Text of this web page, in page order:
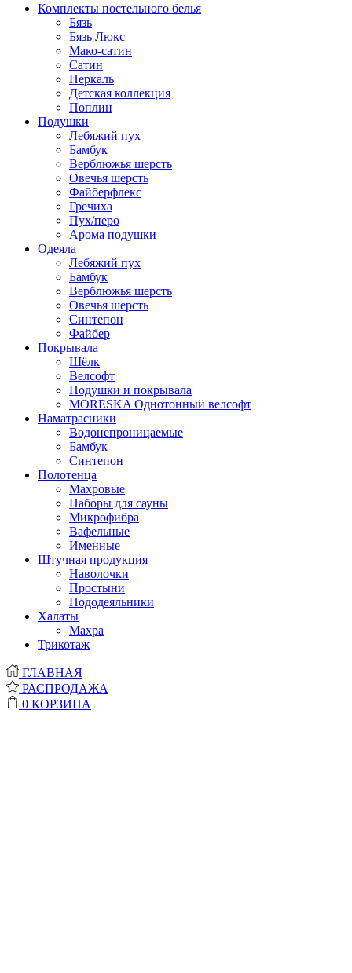
Комплекты постельного белья
Бязь
Бязь Люкс
Мако-сатин
Сатин
Перкаль
Детская коллекция
Поплин
Подушки
Лебяжий пух
Бамбук
Верблюжья шерсть
Овечья шерсть
Файберфлекс
Гречиха
Пух/перо
Арома подушки
Одеяла
Лебяжий пух
Бамбук
Верблюжья шерсть
Овечья шерсть
Синтепон
Файбер
Покрывала
Шёлк
Велсофт
Подушки и покрывала
MORESKA Однотонный велсофт
Наматрасники
Водонепроницаемые
Бамбук
Синтепон
Полотенца
Махровые
Наборы для сауны
Микрофибра
Вафельные
Именные
Штучная продукция
Наволочки
Простыни
Пододеяльники
Халаты
Махра
Трикотаж
ГЛАВНАЯ
РАСПРОДАЖА
0 КОРЗИНА